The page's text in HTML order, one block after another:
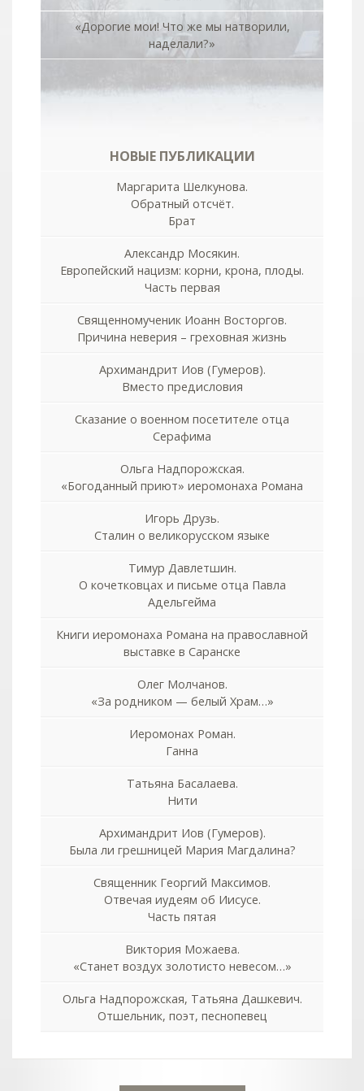
«Дорогие мои! Что же мы натворили,
наделали?»
НОВЫЕ ПУБЛИКАЦИИ
Маргарита Шелкунова.
Обратный отсчёт.
Брат
Александр Мосякин.
Европейский нацизм: корни, крона, плоды.
Часть первая
Священномученик Иоанн Восторгов.
Причина неверия – греховная жизнь
Архимандрит Иов (Гумеров).
Вместо предисловия
Сказание о военном посетителе отца
Серафима
Ольга Надпорожская.
«Богоданный приют» иеромонаха Романа
Игорь Друзь.
Сталин о великорусском языке
Тимур Давлетшин.
О кочетковцах и письме отца Павла
Адельгейма
Книги иеромонаха Романа на православной
выставке в Саранске
Олег Молчанов.
«За родником — белый Храм…»
Иеромонах Роман.
Ганна
Татьяна Басалаева.
Нити
Архимандрит Иов (Гумеров).
Была ли грешницей Мария Магдалина?
Священник Георгий Максимов.
Отвечая иудеям об Иисусе.
Часть пятая
Виктория Можаева.
«Станет воздух золотисто невесом…»
Ольга Надпорожская, Татьяна Дашкевич.
Отшельник, поэт, песнопевец